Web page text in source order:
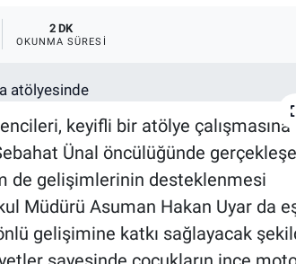
2 DK
OKUNMA SÜRESI
keyifli bir atölye çalışmasına
Ünal öncülüğünde
de gelişimlerinin desteklenmesi
Müdürü Asuman Hakan Uyar da
gelişimine katkı sağlayacak